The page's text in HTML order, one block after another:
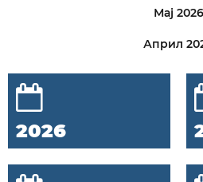
Мај 2026
Април
2026